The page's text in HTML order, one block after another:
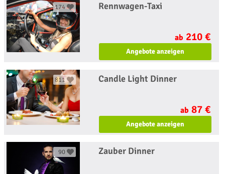
174 Rennwagen-Taxi
ab 210 €
Angebote anzeigen
811 Candle Light Dinner
ab 87 €
Angebote anzeigen
90 Zauber Dinner